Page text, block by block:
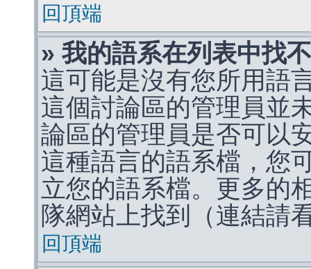
回頂端
» 我的語系在列表中找
這可能是沒有您所用語
這個討論區的管理員並
論區的管理員是否可以
這種語言的語系檔，您
立您的語系檔。更多的
隊網站上找到（連結請
回頂端